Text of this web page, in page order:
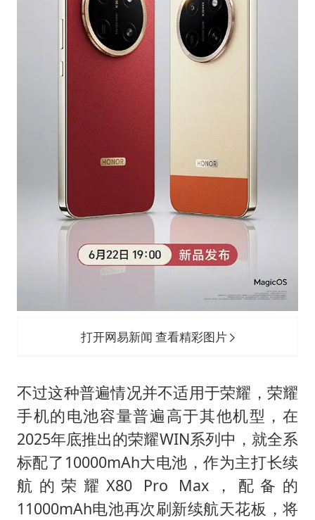
打开网易新闻 查看精彩图片
不过这种普遍情况并不适用于荣耀，荣耀
手机的电池容量普遍高于其他机型，在
2025年底推出的荣耀WIN系列中，就全系
标配了10000mAh大电池，作为主打长续
航的荣耀X80 Pro Max，配备的
11000mAh电池再次刷新续航天花板，将